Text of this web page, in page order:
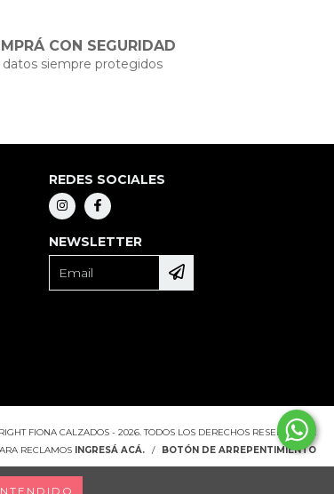
CON SEGURIDAD
datos siempre protegidos
REDES SOCIALES
NEWSLETTER
FIONA CALZADOS - 2026. TODOS LOS DERECHOS RESERVADOS.
RECLAMOS INGRESÁ ACÁ. / BOTÓN DE ARREPENTIMIENTO